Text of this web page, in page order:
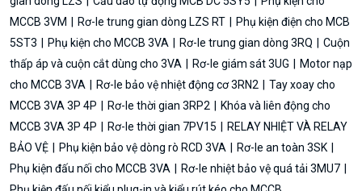
MCCB 3VM
Rơ-le trung gian dòng LZS RT
Phụ kiện điện cho MCB
5ST3
Phụ kiện cho MCCB 3VA Rơ-le trung gian dòng 3RQ
Cuộn
thấp áp và cuộn cắt dùng cho 3VA
Rơ-le giám sát 3UG
Motor nạp
cho MCCB 3VA
Rơ-le bảo vệ nhiệt động cơ 3RN2
Tay xoay cho
MCCB 3VA 3P 4P
Rơ-le thời gian 3RP2
Khóa và liên động cho
MCCB 3VA 3P 4P
Rơ-le thời gian 7PV15
RELAY NHIỆT VÀ RELAY
BẢO VỆ
Phụ kiện bảo vệ dòng rò RCD 3VA
Rơ-le an toàn 3SK
Phụ kiện đấu nối cho MCCB 3VA
Rơ-le nhiệt bảo vệ quá tải 3MU7